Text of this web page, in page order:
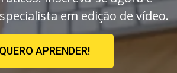
em edição de vídeo.
QUERO APRENDER!